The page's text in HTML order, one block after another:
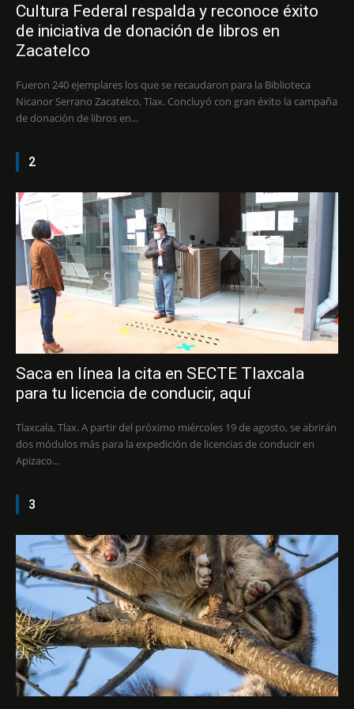
Cultura Federal respalda y reconoce éxito
de iniciativa de donación de libros en
Zacatelco
Fueron 240 ejemplares los que se recaudaron para la Biblioteca
Nicanor Serrano Zacatelco, Tlax. Concluyó con gran éxito la campaña
de donación de libros en...
2
Saca en línea la cita en SECTE Tlaxcala
para tu licencia de conducir, aquí
Tlaxcala, Tlax. A partir del próximo miércoles 19 de agosto, se abrirán
dos módulos más para la expedición de licencias de conducir en
Apizaco...
3